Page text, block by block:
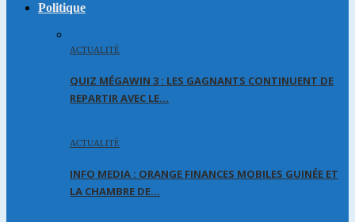
Politique
ACTUALITÉ
QUIZ MÉGAWIN 3 : LES GAGNANTS CONTINUENT DE
REPARTIR AVEC LE…
ACTUALITÉ
INFO MEDIA : ORANGE FINANCES MOBILES GUINÉE ET
LA CHAMBRE DE…